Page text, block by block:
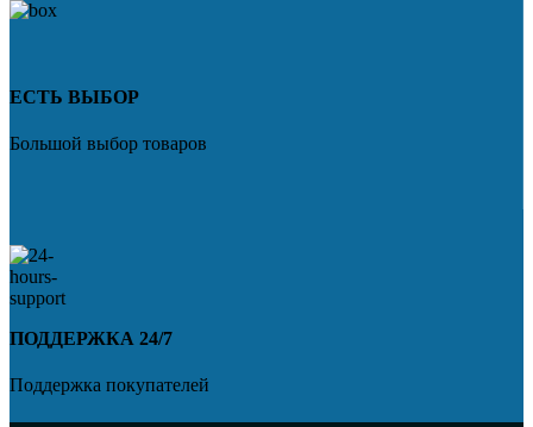
ЕСТЬ ВЫБОР
Большой выбор товаров
ПОДДЕРЖКА 24/7
Поддержка покупателей